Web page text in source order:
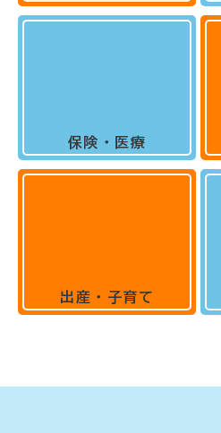
保険・医療
出産・子育て